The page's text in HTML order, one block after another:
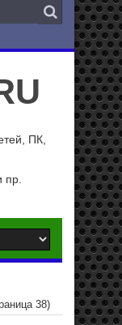
ПК,
пр.
38)